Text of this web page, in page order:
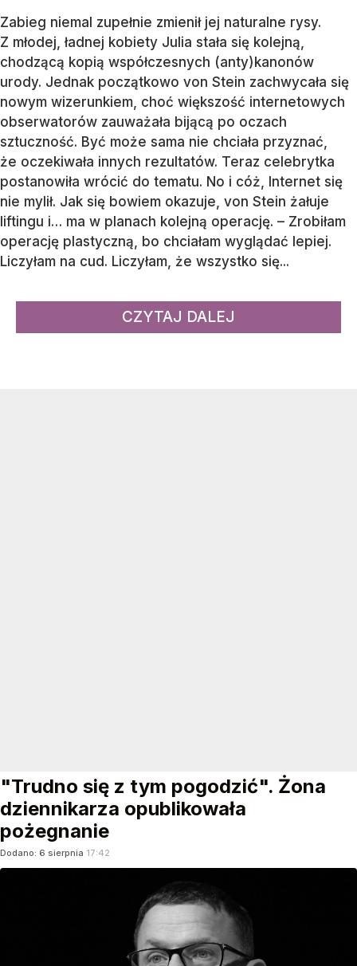
Zabieg niemal zupełnie zmienił jej naturalne rysy.
Z młodej, ładnej kobiety Julia stała się kolejną,
chodzącą kopią współczesnych (anty)kanonów
urody. Jednak początkowo von Stein zachwycała się
nowym wizerunkiem, choć większość internetowych
obserwatorów zauważała bijącą po oczach
sztuczność. Być może sama nie chciała przyznać,
że oczekiwała innych rezultatów. Teraz celebrytka
postanowiła wrócić do tematu. No i cóż, Internet się
nie mylił. Jak się bowiem okazuje, von Stein żałuje
liftingu i… ma w planach kolejną operację. – Zrobiłam
operację plastyczną, bo chciałam wyglądać lepiej.
Liczyłam na cud. Liczyłam, że wszystko się...
CZYTAJ DALEJ
"Trudno się z tym pogodzić". Żona
dziennikarza opublikowała
pożegnanie
Dodano: 6 sierpnia 17:42